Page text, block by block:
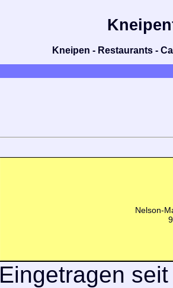
Kneipen - Restaurants -
Nelson-
Eingetragen